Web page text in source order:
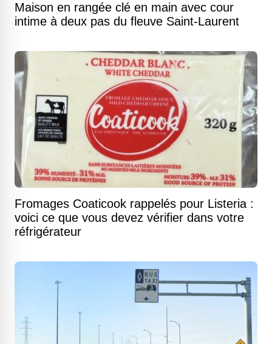
Maison en rangée clé en main avec cour
intime à deux pas du fleuve Saint-Laurent
Fromages Coaticook rappelés pour Listeria :
voici ce que vous devez vérifier dans votre
réfrigérateur